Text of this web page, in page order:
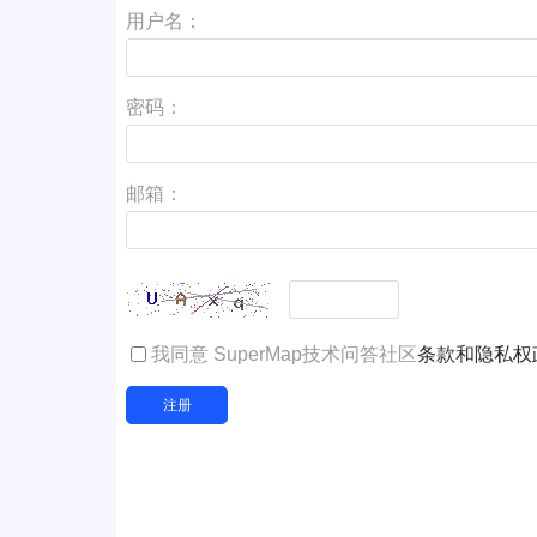
用户名：
密码：
邮箱：
我同意 SuperMap技术问答社区条款和隐私权